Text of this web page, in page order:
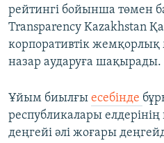
рейтингі бойынша төмен
Transparency Kazakhstan
корпоративтік жемқорлық
назар аударуға шақырады.
Ұйым биылғы есебінде
республикалары
деңгейі әлі жоғары